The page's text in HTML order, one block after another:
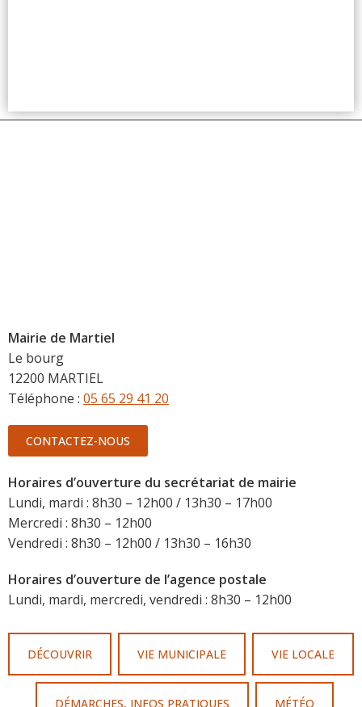
Mairie de Martiel
Le bourg
12200 MARTIEL
Téléphone : 05 65 29 41 20
CONTACTEZ-NOUS
Horaires d’ouverture du secrétariat de mairie
Lundi, mardi : 8h30 – 12h00 / 13h30 – 17h00
Mercredi : 8h30 – 12h00
Vendredi : 8h30 – 12h00 / 13h30 – 16h30
Horaires d’ouverture de l’agence postale
Lundi, mardi, mercredi, vendredi : 8h30 – 12h00
DÉCOUVRIR VIE MUNICIPALE VIE LOCALE
DÉMARCHES, INFOS PRATIQUES MÉTÉO